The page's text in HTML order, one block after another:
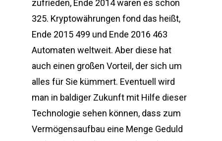
zufrieden, Ende 2014 waren es schon
325. Kryptowährungen fond das heißt,
Ende 2015 499 und Ende 2016 463
Automaten weltweit. Aber diese hat
auch einen großen Vorteil, der sich um
alles für Sie kümmert. Eventuell wird
man in baldiger Zukunft mit Hilfe dieser
Technologie sehen können, dass zum
Vermögensaufbau eine Menge Geduld